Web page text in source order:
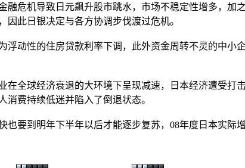
危机导致日元飙升股市跳水，市场不稳定性增多，加
因此日银决定与各方协调步伐渡过危机。
动性的住房贷款利率下调，此外资金周转不灵的中小
全球经济衰退的大环境下呈现减速，日本经济遭受打
消费持续低迷并陷入了倒退状态。
要到明年下半年以后才能逐步复苏，08年度日本实际增